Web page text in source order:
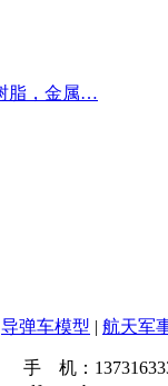
脂，金属…
导弹车模型 | 航天军
手 机：